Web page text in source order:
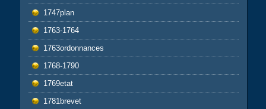
1747plan
1763-1764
1763ordonnances
1768-1790
1769etat
1781brevet